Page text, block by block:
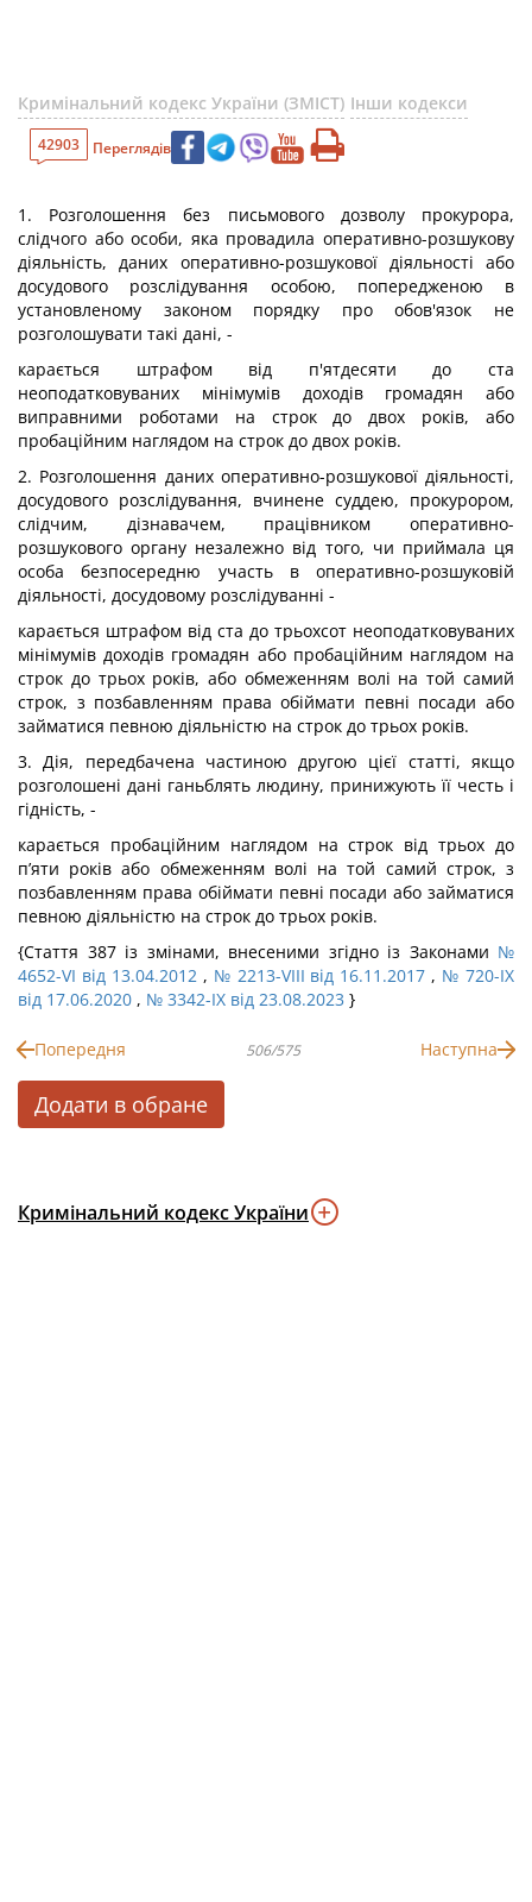
Кримінальний кодекс України (ЗМІСТ) Інши кодекси
42903 Переглядів
1. Розголошення без письмового дозволу прокурора,
слідчого або особи, яка провадила оперативно-розшукову
діяльність, даних оперативно-розшукової діяльності або
досудового розслідування особою, попередженою в
установленому законом порядку про обов'язок не
розголошувати такі дані, -
карається штрафом від п'ятдесяти до ста
неоподатковуваних мінімумів доходів громадян або
виправними роботами на строк до двох років, або
пробаційним наглядом на строк до двох років.
2. Розголошення даних оперативно-розшукової діяльності,
досудового розслідування, вчинене суддею, прокурором,
слідчим, дізнавачем, працівником оперативно-
розшукового органу незалежно від того, чи приймала ця
особа безпосередню участь в оперативно-розшуковій
діяльності, досудовому розслідуванні -
карається штрафом від ста до трьохсот неоподатковуваних
мінімумів доходів громадян або пробаційним наглядом на
строк до трьох років, або обмеженням волі на той самий
строк, з позбавленням права обіймати певні посади або
займатися певною діяльністю на строк до трьох років.
3. Дія, передбачена частиною другою цієї статті, якщо
розголошені дані ганьблять людину, принижують її честь і
гідність, -
карається пробаційним наглядом на строк від трьох до
п’яти років або обмеженням волі на той самий строк, з
позбавленням права обіймати певні посади або займатися
певною діяльністю на строк до трьох років.
{Стаття 387 із змінами, внесеними згідно із Законами №
4652-VI від 13.04.2012, № 2213-VIII від 16.11.2017 , № 720-IX
від 17.06.2020 , № 3342-IX від 23.08.2023 }
Попередня 506/575 Наступна
Додати в обране
Кримінальний кодекс України